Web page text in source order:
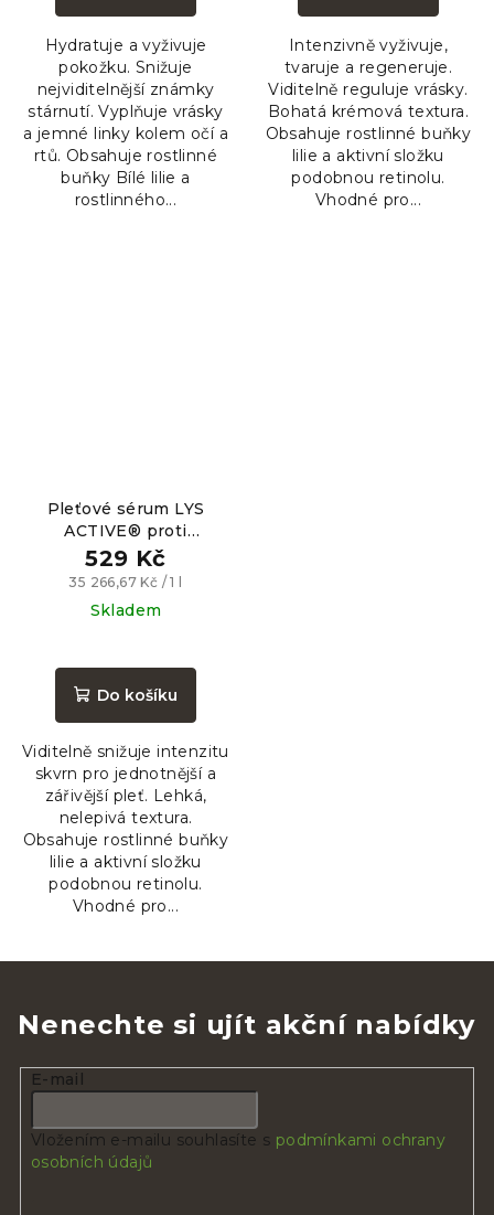
z
5
hvězdiček.
Hydratuje a vyživuje
pokožku. Snižuje
nejviditelnější známky
stárnutí. Vyplňuje vrásky
a jemné linky kolem očí a
rtů. Obsahuje rostlinné
buňky Bílé lilie a
rostlinného...
z
5
hvězdiček.
Intenzivně vyživuje,
tvaruje a regeneruje.
Viditelně reguluje vrásky.
Bohatá krémová textura.
Obsahuje rostlinné buňky
lilie a aktivní složku
podobnou retinolu.
Vhodné pro...
Pleťové sérum LYS
ACTIVE® proti
pigmentovým skvrnám,
15ml
529 Kč
Měrná
cena:
35 266,67 Kč / 1 l
Skladem
hodnocení
produktu
z
5
hvězdiček.
Do košíku
Viditelně snižuje intenzitu
skvrn pro jednotnější a
zářivější pleť. Lehká,
nelepivá textura.
Obsahuje rostlinné buňky
lilie a aktivní složku
podobnou retinolu.
Vhodné pro...
Nenechte si ujít akční nabídky
E-mail
Vložením e-mailu souhlasíte s podmínkami ochrany
osobních údajů